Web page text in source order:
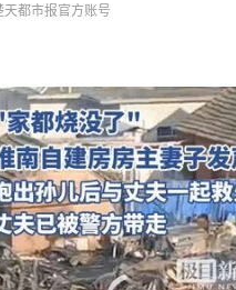
天都市报官方账号